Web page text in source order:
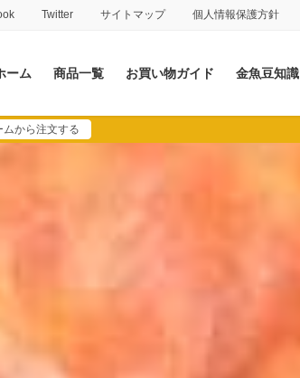
Twitter サイトマップ 個人情報保護方針
ーム 商品一覧 お買い物ガイド 金魚豆知識
ムから注文する